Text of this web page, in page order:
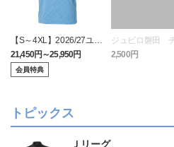
【S～4XL】2026/27ユニ
フォーム オーセンティッ
クモデル:FP1st
21,450円～25,950円
会員特典
ジュビロ磐田
ス タオルマフラー
2,500円
トピックス
Ｊリーグ